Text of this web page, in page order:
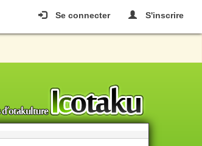
Se connecter S'inscrire